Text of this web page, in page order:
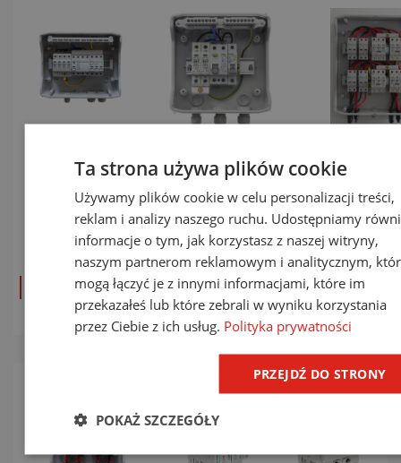
PV serii AC-
3xx i AC-4xx
z RCD i
wyłącznikiem
nadprądowym
zobacz produkt
RST PV AC-
1xx i AC-2xx
do obwodów
jednofazowych
zobacz produkt
PV DC-x-
zobacz
Ta strona używa plików cookie
Używamy plików cookie w celu personalizacji treści,
reklam i analizy naszego ruchu. Udostępniamy
informacje o tym, jak korzystasz z naszej witryny,
naszym partnerom reklamowym i analitycznym,
mogą łączyć je z innymi informacjami, które im
przekazałeś lub które zebrali w wyniku korzystania
przez Ciebie z ich usług. Polityka prywatności
PRZEJDŹ DO STRONY
POKAŻ SZCZEGÓŁY